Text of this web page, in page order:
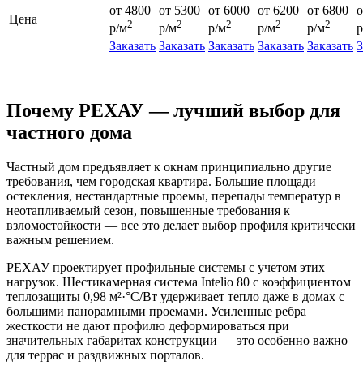
Цена
от 4800
р/м2
от 5300
р/м2
от 6000
р/м2
от 6200
р/м2
от 6800
р/м2
Заказать Заказать Заказать Заказать Заказать
Почему РЕХАУ — лучший выбор для
частного дома
Частный дом предъявляет к окнам принципиально другие
требования, чем городская квартира. Большие площади
остекления, нестандартные проемы, перепады температур в
неотапливаемый сезон, повышенные требования к
взломостойкости — все это делает выбор профиля критически
важным решением.
РЕХАУ проектирует профильные системы с учетом этих
нагрузок. Шестикамерная система Intelio 80 с коэффициентом
теплозащиты 0,98 м²·°С/Вт удерживает тепло даже в домах с
большими панорамными проемами. Усиленные ребра
жесткости не дают профилю деформироваться при
значительных габаритах конструкции — это особенно важно
для террас и раздвижных порталов.